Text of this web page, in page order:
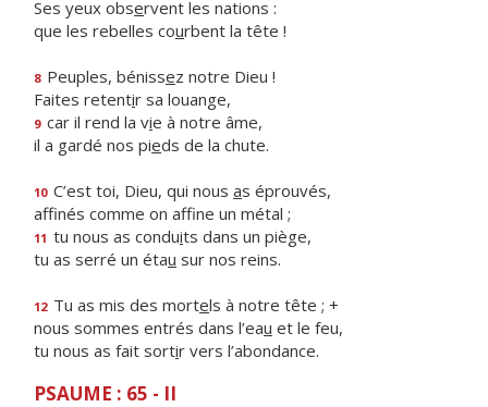
Ses yeux observent les nations :
que les rebelles courbent la tête !
8 Peuples, bénissez notre Dieu !
Faites retentir sa louange,
9 car il rend la vie à notre âme,
il a gardé nos pieds de la chute.
10 C’est toi, Dieu, qui nous as éprouvés,
affinés comme on affne un métal ;
11 tu nous as conduits dans un piège,
tu as serré un étau sur nos reins.
12 Tu as mis des mortels à notre tête ; +
nous sommes entrés dans l’eau et le feu,
tu nous as fait sortir vers l’abondance.
PSAUME : 65 - II